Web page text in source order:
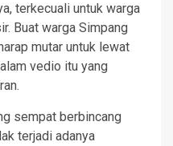
terkecuali untuk warga
Buat warga Simpang
mutar untuk lewat
vedio itu yang
sempat berbincang
terjadi adanya